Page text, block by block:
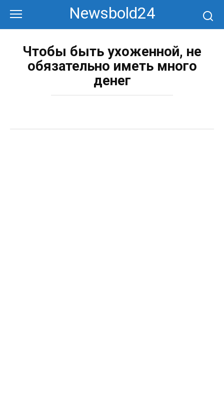
контенту
Newsbold24
Чтобы быть ухоженной, не
обязательно иметь много
денег